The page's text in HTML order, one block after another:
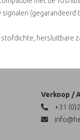
signalen (gegarandeerd
hersluitbare
Verkoop /
+31